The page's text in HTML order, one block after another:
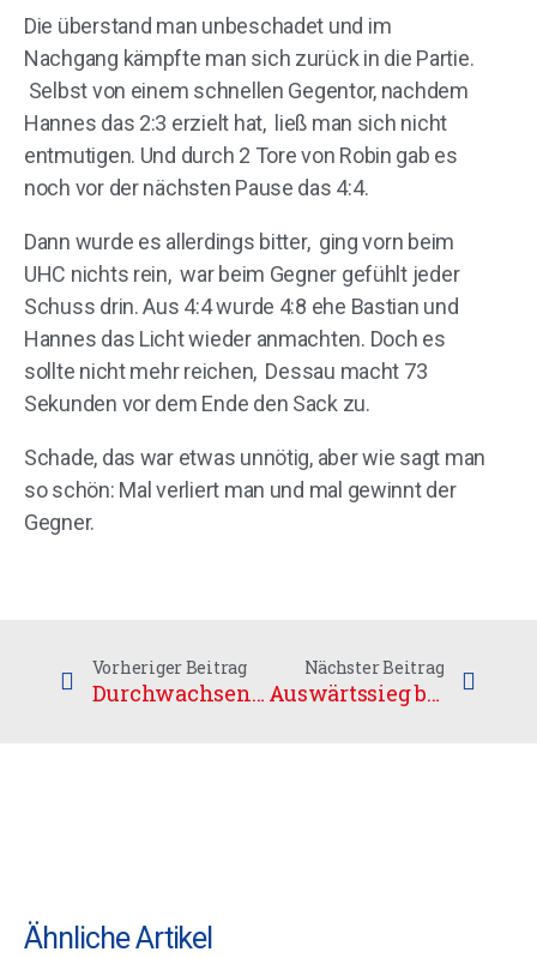
Die überstand man unbeschadet und im
Nachgang kämpfte man sich zurück in die Partie.
Selbst von einem schnellen Gegentor, nachdem
Hannes das 2:3 erzielt hat, ließ man sich nicht
entmutigen. Und durch 2 Tore von Robin gab es
noch vor der nächsten Pause das 4:4.
Dann wurde es allerdings bitter, ging vorn beim
UHC nichts rein, war beim Gegner gefühlt jeder
Schuss drin. Aus 4:4 wurde 4:8 ehe Bastian und
Hannes das Licht wieder anmachten. Doch es
sollte nicht mehr reichen, Dessau macht 73
Sekunden vor dem Ende den Sack zu.
Schade, das war etwas unnötig, aber wie sagt man
so schön: Mal verliert man und mal gewinnt der
Gegner.
Vorheriger Beitrag
Durchwachsener Spieltag für die U17
Nächster Beitrag
Auswärtssieg bei Aufsteiger
Ähnliche Artikel